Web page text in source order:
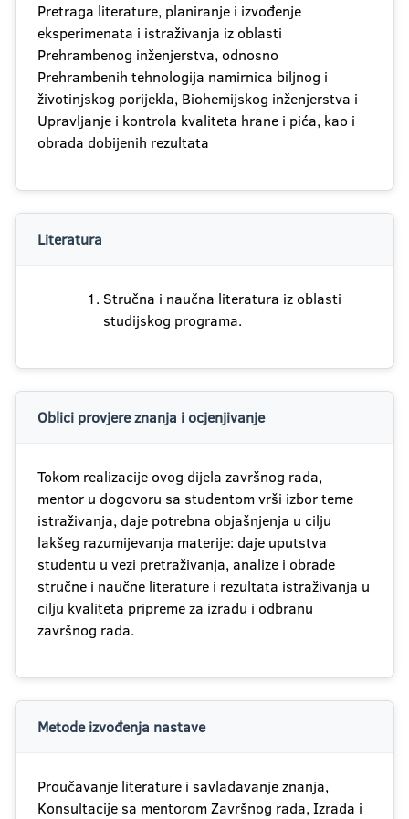
Pretraga literature, planiranje i izvođenje
eksperimenata i istraživanja iz oblasti
Prehrambenog inženjerstva, odnosno
Prehrambenih tehnologija namirnica biljnog i
životinjskog porijekla, Biohemijskog inženjerstva i
Upravljanje i kontrola kvaliteta hrane i pića, kao i
obrada dobijenih rezultata
Literatura
Stručna i naučna literatura iz oblasti
studijskog programa.
Oblici provjere znanja i ocjenjivanje
Tokom realizacije ovog dijela završnog rada,
mentor u dogovoru sa studentom vrši izbor teme
istraživanja, daje potrebna objašnjenja u cilju
lakšeg razumijevanja materije: daje uputstva
studentu u vezi pretraživanja, analize i obrade
stručne i naučne literature i rezultata istraživanja u
cilju kvaliteta pripreme za izradu i odbranu
završnog rada.
Metode izvođenja nastave
Proučavanje literature i savladavanje znanja,
Konsultacije sa mentorom Završnog rada, Izrada i